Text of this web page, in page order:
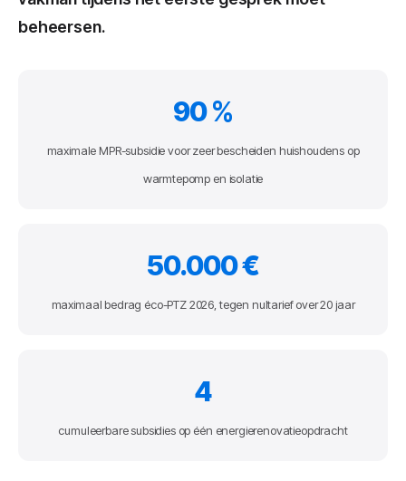
beheersen.
90 %
maximale MPR-subsidie voor zeer bescheiden huishoudens op
warmtepomp en isolatie
50.000 €
maximaal bedrag éco-PTZ 2026, tegen nultarief over 20 jaar
4
cumuleerbare subsidies op één energierenovatieopdracht